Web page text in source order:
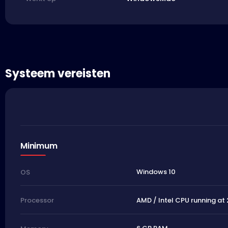
Systeem vereisten
Minimum
OS Windows 10
Processor AMD / Intel CPU running at